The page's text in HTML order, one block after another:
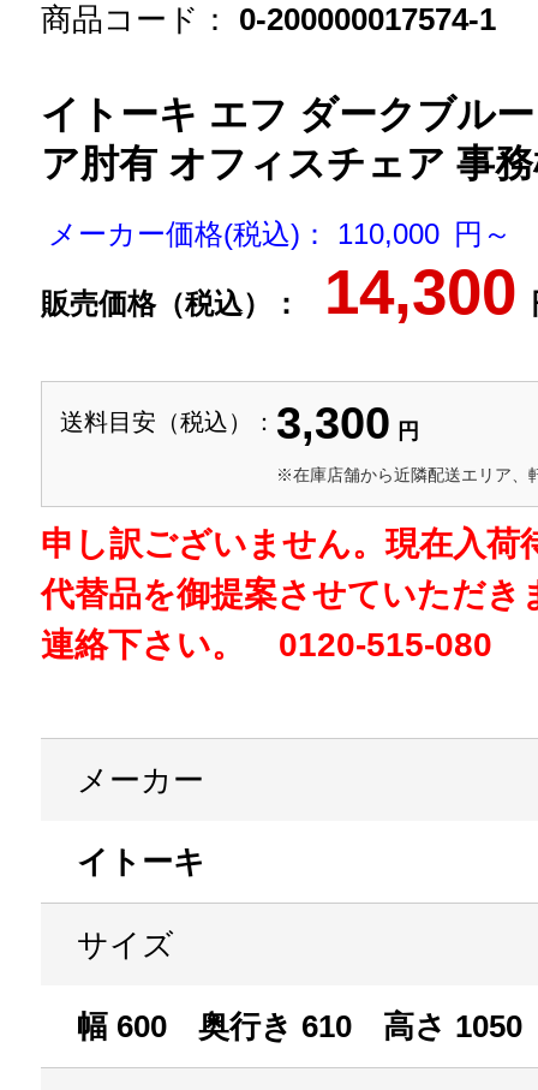
商品コード： 0-200000017574-1
イトーキ エフ ダークブル
ア肘有 オフィスチェア 事
メーカー価格(税込)： 110,000 円～
販売価格（税込）： 14,300
送料目安（税込）： 3,300 円
※在庫店舗から近隣配送エリア、
申し訳ございません。現在入荷
代替品を御提案させていただき
連絡下さい。 0120-515-080
メーカー
イトーキ
サイズ
幅 600 奥行き 610 高さ 1050